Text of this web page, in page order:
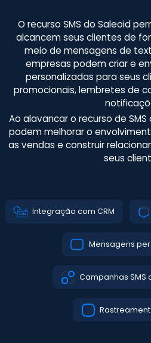
O recurso SMS do Saleoid
alcancem seus clientes de
meio de mensagens de
empresas podem criar e
personalizadas para seus
promocionais, lembretes de
Ao alavancar o recurso de
podem melhorar o
as vendas e construir
seus
Integração com CRM
Mensagens
Campanhas SMS